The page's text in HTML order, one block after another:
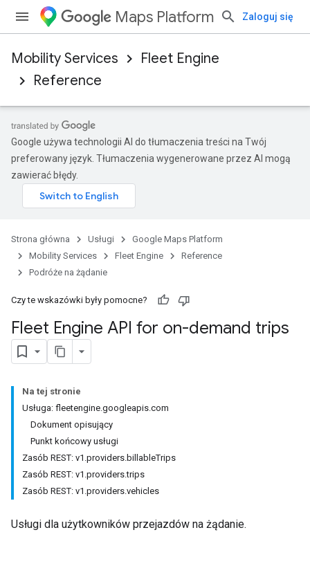
Maps Platform Zaloguj się
Mobility Services
Fleet Engine
Reference
Google używa technologii AI do tłumaczenia treści na Twój
preferowany język. Tłumaczenia wygenerowane przez AI mogą
zawierać błędy.
Strona główna Usługi
Google Maps Platform
Mobility Services
Fleet Engine
Reference
Podróże na żądanie
Czy te wskazówki były pomocne?
Fleet Engine API for on-demand trips
Na tej stronie
Usługa: fleetengine.googleapis.com
Dokument opisujący
Punkt końcowy usługi
Zasób REST: v1.providers.billableTrips
Zasób REST: v1.providers.trips
Zasób REST: v1.providers.vehicles
Usługi dla użytkowników przejazdów na żądanie.